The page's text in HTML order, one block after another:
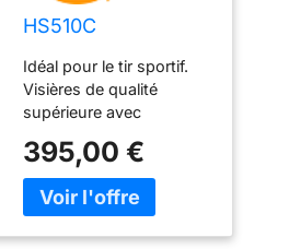
HS510C
Idéal pour le tir sportif.
Visières de qualité
supérieure avec
parallaxe ! Loupe
adaptée ! Longue durée
de vie et fonctionnement
395,00 €